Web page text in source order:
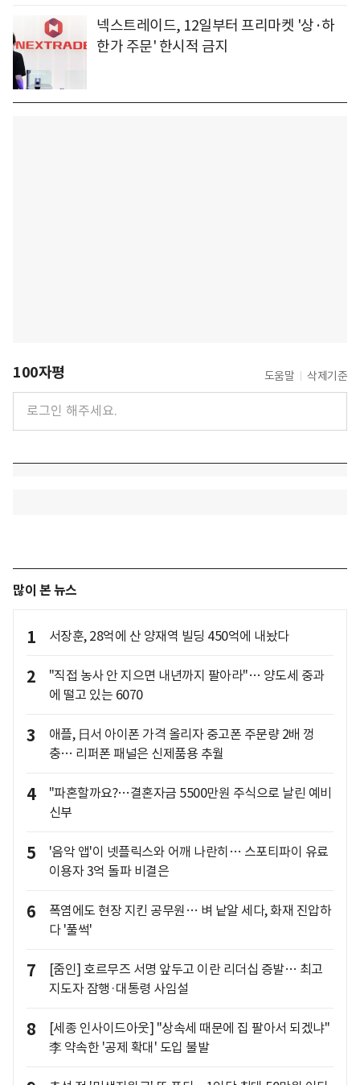
넥스트레이드, 12일부터 프리마켓 '상·하
한가 주문' 한시적 금지
100자평 도움말 삭제기준
많이 본 뉴스
1 서장훈, 28억에 산 양재역 빌딩 450억에 내놨다
2
"직접 농사 안 지으면 내년까지 팔아라"… 양도세 중과
에 떨고 있는 6070
3
애플, 日서 아이폰 가격 올리자 중고폰 주문량 2배 껑
충… 리퍼폰 패널은 신제품용 추월
4
"파혼할까요?…결혼자금 5500만원 주식으로 날린 예비
신부
5
'음악 앱'이 넷플릭스와 어깨 나란히… 스포티파이 유료
이용자 3억 돌파 비결은
6
폭염에도 현장 지킨 공무원… 벼 낱알 세다, 화재 진압하
다 '풀썩'
7
[줌인] 호르무즈 서명 앞두고 이란 리더십 증발… 최고
지도자 잠행·대통령 사임설
8
[세종 인사이드아웃] "상속세 때문에 집 팔아서 되겠냐"
李 약속한 '공제 확대' 도입 불발